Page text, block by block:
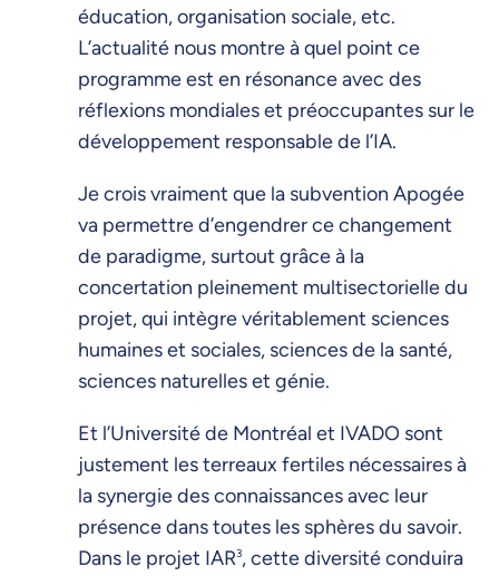
éducation, organisation sociale, etc.
L’actualité nous montre à quel point ce
programme est en résonance avec des
réflexions mondiales et préoccupantes sur le
développement responsable de l’IA.
Je crois vraiment que la subvention Apogée
va permettre d’engendrer ce changement
de paradigme, surtout grâce à la
concertation pleinement multisectorielle du
projet, qui intègre véritablement sciences
humaines et sociales, sciences de la santé,
sciences naturelles et génie.
Et l’Université de Montréal et IVADO sont
justement les terreaux fertiles nécessaires à
la synergie des connaissances avec leur
présence dans toutes les sphères du savoir.
Dans le projet IAR3, cette diversité conduira